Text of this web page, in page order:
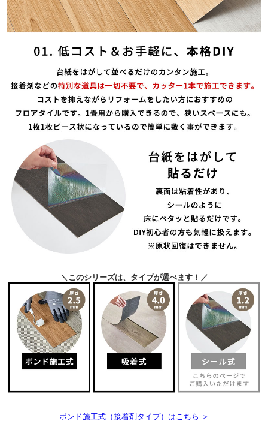
＼このシリーズは、タイプが選べます！／
ボンド施工式（接着剤タイプ）はこちら ＞